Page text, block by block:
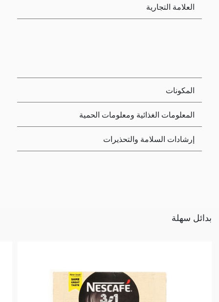
العلامة التجارية
المكونات
المعلومات الغذائية ومعلومات الحمية
إرشادات السلامة والتحذيرات
بدائل سهلة